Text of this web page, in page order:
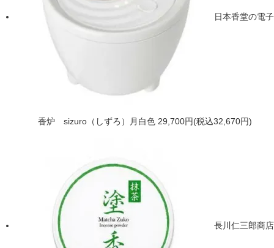
日本香堂の電子
香炉 sizuro（しずろ）月白色 29,700円(税込32,670円)
長川仁三郎商店